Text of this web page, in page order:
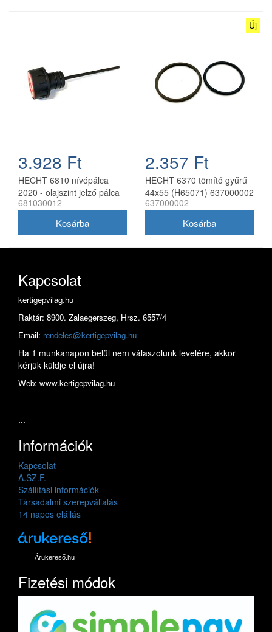
3.928 Ft
HECHT 6810 nívópálca
2020 - olajszint jelző pálca
hasítógéphez
681030012
Új
2.357 Ft
HECHT 6370 tömítő gyűrű
44x55 (H65071) 637000002
637000002
Kapcsolat
kertigepvilag.hu
Raktár: 8900. Zalaegerszeg, Hrsz. 6557/4
Email: rendeles@kertigepvilag.hu
Ha 1 munkanapon belül nem válaszolunk levelére, akkor
kérjük küldje el újra!
Web: www.kertigepvilag.hu
...
Információk
Kapcsolat
A.SZ.F.
Szállítási információk
Társadalmi szerepvállalás
14 napos elállás
Árukereső.hu
Fizetési módok